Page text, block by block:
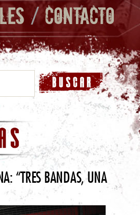
/CONTACTO
“TRES BANDAS, UNA